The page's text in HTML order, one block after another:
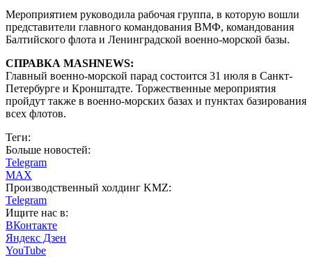
Мероприятием руководила рабочая группа, в которую вошли
представители главного командования ВМФ, командования
Балтийского флота и Ленинградской военно-морской базы.
СПРАВКА MASHNEWS:
Главный военно-морской парад состоится 31 июля в Санкт-
Петербурге и Кронштадте. Торжественные мероприятия
пройдут также в военно-морских базах и пунктах базирования
всех флотов.
Теги:
Больше новостей:
Telegram
MAX
Производственный холдинг KMZ:
Telegram
Ищите нас в:
ВКонтакте
Яндекс Дзен
YouTube